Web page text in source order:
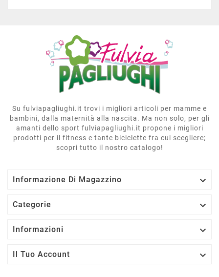
Su fulviapagliughi.it trovi i migliori articoli per mamme e
bambini, dalla maternità alla nascita. Ma non solo, per gli
amanti dello sport fulviapagliughi.it propone i migliori
prodotti per il fitness e tante biciclette fra cui scegliere;
scopri tutto il nostro catalogo!
Informazione Di Magazzino 
Categorie 
Informazioni 
Il Tuo Account 